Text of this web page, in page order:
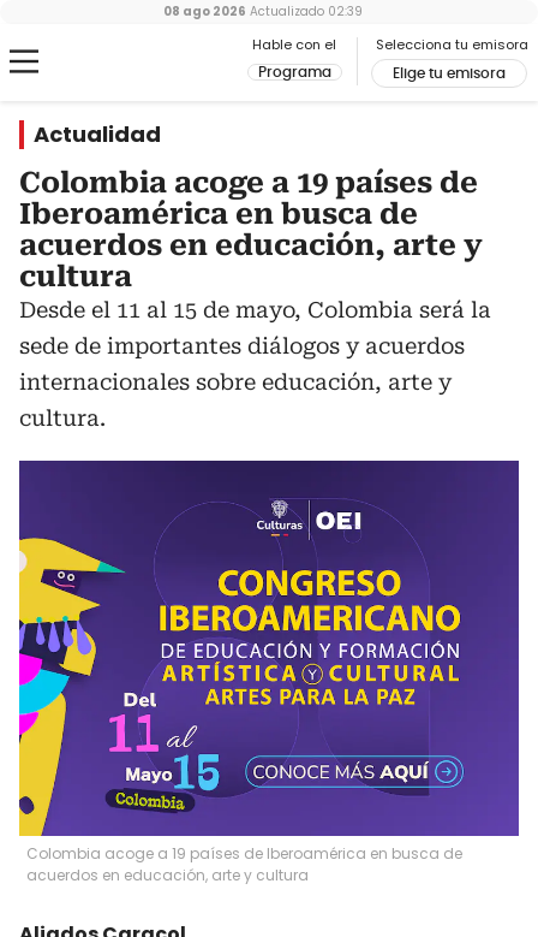
Hable con el
Programa
Selecciona tu emisora
Elige tu emisora
08 ago 2026 Actualizado 02:39
Actualidad
Colombia acoge a 19 países de
Iberoamérica en busca de
acuerdos en educación, arte y
cultura
Desde el 11 al 15 de mayo, Colombia será la
sede de importantes diálogos y acuerdos
internacionales sobre educación, arte y
cultura.
Colombia acoge a 19 países de Iberoamérica en busca de
acuerdos en educación, arte y cultura